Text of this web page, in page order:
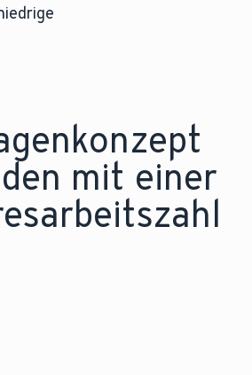
mit einer